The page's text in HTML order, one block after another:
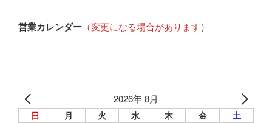
営業カレンダー （変更になる場合があります）
2026年 8月
日 月 火 水 木 金 土